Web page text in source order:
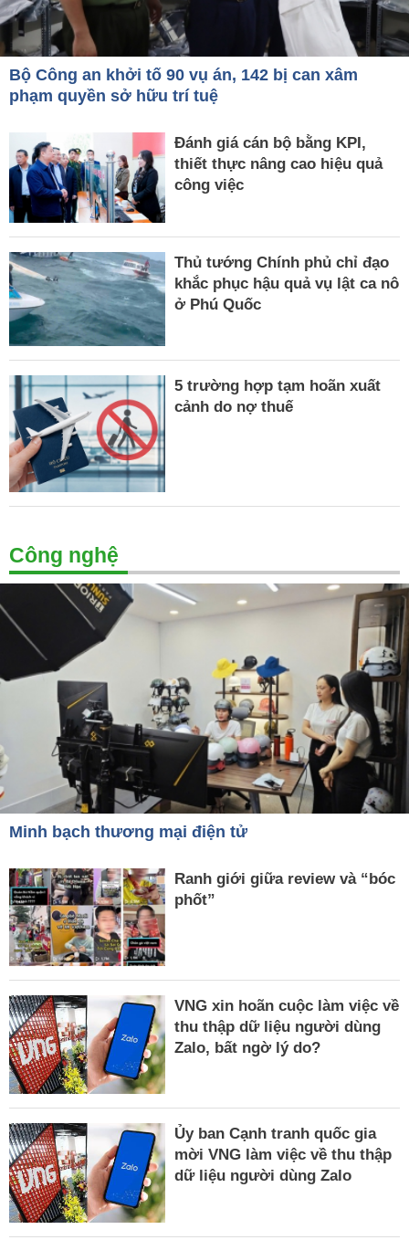
Bộ Công an khởi tố 90 vụ án, 142 bị can xâm
phạm quyền sở hữu trí tuệ
Đánh giá cán bộ bằng KPI,
thiết thực nâng cao hiệu quả
công việc
Thủ tướng Chính phủ chỉ đạo
khắc phục hậu quả vụ lật ca nô
ở Phú Quốc
5 trường hợp tạm hoãn xuất
cảnh do nợ thuế
Công nghệ
Minh bạch thương mại điện tử
Ranh giới giữa review và “bóc
phốt”
VNG xin hoãn cuộc làm việc về
thu thập dữ liệu người dùng
Zalo, bất ngờ lý do?
Ủy ban Cạnh tranh quốc gia
mời VNG làm việc về thu thập
dữ liệu người dùng Zalo